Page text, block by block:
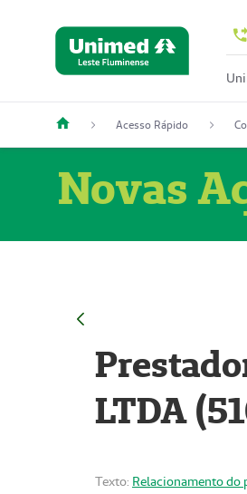
Acesso Rápido
Novas
LTDA
Texto: Relacionamento do